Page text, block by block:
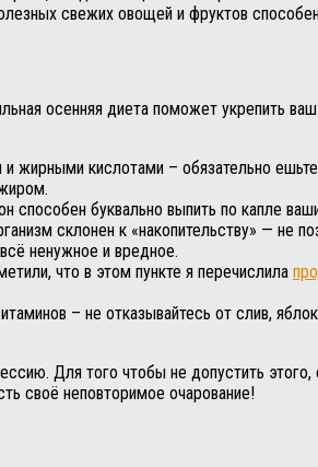
свежих овощей и фруктов
осенняя диета поможет укрепить
жирными кислотами – обязательно
способен буквально выпить по капле
склонен к «накопительству» — не
ненужное и вредное.
что в этом пункте я перечислила
– не отказывайтесь от слив,
Для того чтобы не допустить этого,
своё неповторимое очарование!